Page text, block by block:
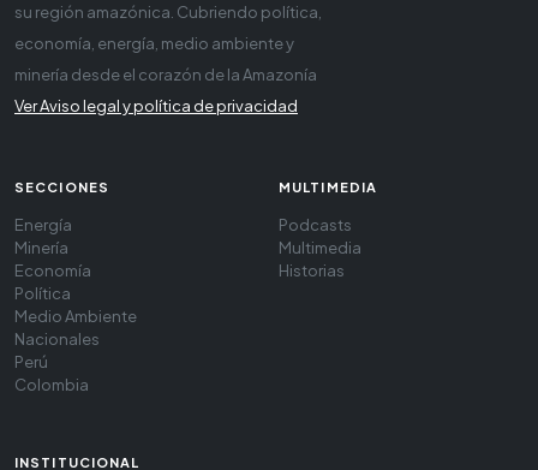
su región amazónica. Cubriendo política,
economía, energía, medio ambiente y
minería desde el corazón de la Amazonía
Ver Aviso legal y política de privacidad
SECCIONES
Energía
Minería
Economía
Política
Medio Ambiente
Nacionales
Perú
Colombia
MULTIMEDIA
Podcasts
Multimedia
Historias
INSTITUCIONAL